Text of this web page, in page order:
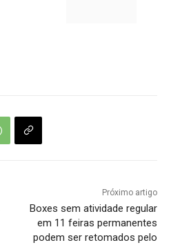
Próximo artigo
Boxes sem atividade regular
em 11 feiras permanentes
podem ser retomados pelo